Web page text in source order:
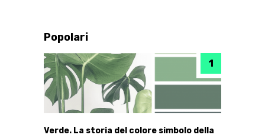
Popolari
Verde. La storia del colore simbolo della